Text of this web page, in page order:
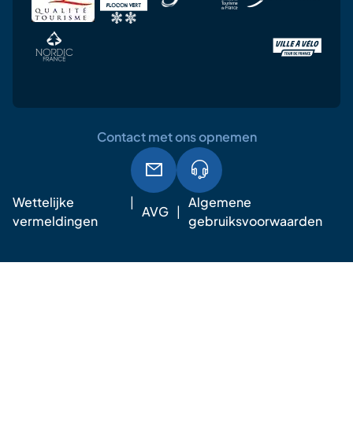
Wettelijke
vermeldingen
AVG
Algemene
gebruiksvoorwaarden
Contact met ons opnemen